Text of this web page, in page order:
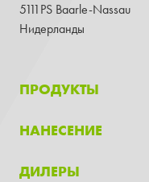
5111PS Baarle-Nassau
Нидерланды
ПРОДУКТЫ
НАНЕСЕНИЕ
ДИЛЕРЫ